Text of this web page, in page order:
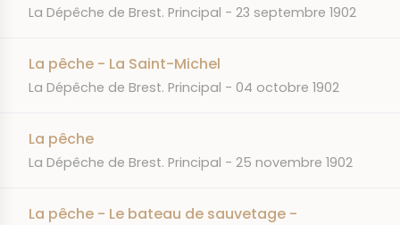
JOURNAL
La Dépêche de Brest. Principal DATE
23 septembre 1902
La pêche - La Saint-Michel
JOURNAL
La Dépêche de Brest. Principal DATE
04 octobre 1902
La pêche
JOURNAL
La Dépêche de Brest. Principal DATE
25 novembre 1902
La pêche - Le bateau de sauvetage -